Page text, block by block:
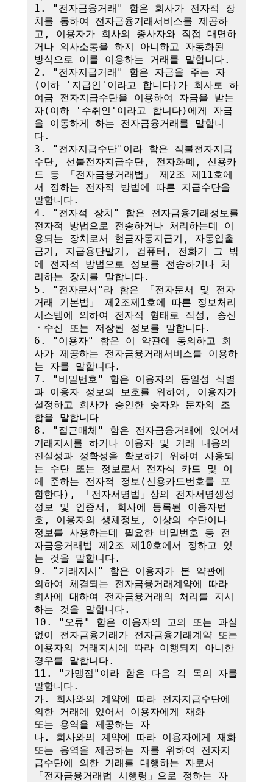
1. "전자금융거래" 함은 회사가 전자적 장
치를 통하여 전자금융거래서비스를 제공하
고, 이용자가 회사의 종사자와 직접 대면하
거나 의사소통을 하지 아니하고 자동화된
방식으로 이를 이용하는 거래를 말합니다.
2. "전자지급거래" 함은 자금을 주는 자
(이하 '지급인'이라고 합니다)가 회사로 하
여금 전자지급수단을 이용하여 자금을 받는
자(이하 '수취인'이라고 합니다)에게 자금
을 이동하게 하는 전자금융거래를 말합니
다.
3. "전자지급수단"이라 함은 직불전자지급
수단, 선불전자지급수단, 전자화폐, 신용카
드 등 「전자금융거래법」 제2조 제11호에
서 정하는 전자적 방법에 따른 지급수단을
말합니다.
4. "전자적 장치" 함은 전자금융거래정보를
전자적 방법으로 전송하거나 처리하는데 이
용되는 장치로서 현금자동지급기, 자동입출
금기, 지급용단말기, 컴퓨터, 전화기 그 밖
에 전자적 방법으로 정보를 전송하거나 처
리하는 장치를 말합니다.
5. "전자문서"라 함은 「전자문서 및 전자
거래 기본법」 제2조제1호에 따른 정보처리
시스템에 의하여 전자적 형태로 작성, 송신
ㆍ수신 또는 저장된 정보를 말합니다.
6. "이용자" 함은 이 약관에 동의하고 회
사가 제공하는 전자금융거래서비스를 이용하
는 자를 말합니다.
7. "비밀번호" 함은 이용자의 동일성 식별
과 이용자 정보의 보호를 위하여, 이용자가
설정하고 회사가 승인한 숫자와 문자의 조
합을 말합니다
8. "접근매체" 함은 전자금융거래에 있어서
거래지시를 하거나 이용자 및 거래 내용의
진실성과 정확성을 확보하기 위하여 사용되
는 수단 또는 정보로서 전자식 카드 및 이
에 준하는 전자적 정보(신용카드번호를 포
함한다), 「전자서명법」상의 전자서명생성
정보 및 인증서, 회사에 등록된 이용자번
호, 이용자의 생체정보, 이상의 수단이나
정보를 사용하는데 필요한 비밀번호 등 전
자금융거래법 제2조 제10호에서 정하고 있
는 것을 말합니다.
9. "거래지시" 함은 이용자가 본 약관에
의하여 체결되는 전자금융거래계약에 따라
회사에 대하여 전자금융거래의 처리를 지시
하는 것을 말합니다.
10. "오류" 함은 이용자의 고의 또는 과실
없이 전자금융거래가 전자금융거래계약 또는
이용자의 거래지시에 따라 이행되지 아니한
경우를 말합니다.
11. "가맹점"이라 함은 다음 각 목의 자를
말합니다.
가. 회사와의 계약에 따라 전자지급수단에
의한 거래에 있어서 이용자에게 재화
또는 용역을 제공하는 자
나. 회사와의 계약에 따라 이용자에게 재화
또는 용역을 제공하는 자를 위하여 전자지
급수단에 의한 거래를 대행하는 자로서
「전자금융거래법 시행령」으로 정하는 자